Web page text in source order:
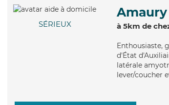
SÉRIEUX
Amaury
à 5km de
Enthousiaste,
d'État
latérale
lever/coucher